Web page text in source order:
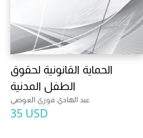
الحماية القانونية لحقوق
الطفل المدنية
عبد الهادي فوزي العوضي
35 USD